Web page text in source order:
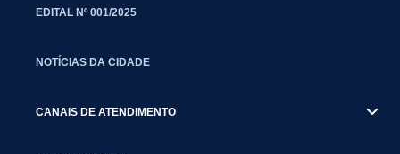
EDITAL Nº 001/2025
NOTÍCIAS DA CIDADE
CANAIS DE ATENDIMENTO